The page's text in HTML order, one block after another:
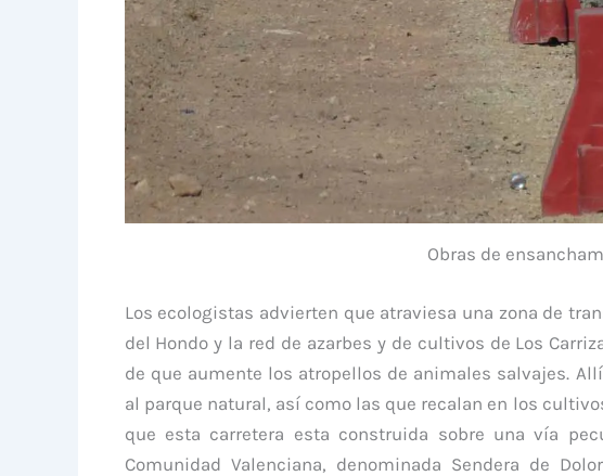
Obras de
Los ecologistas advierten que atraviesa una zona de
del Hondo y la red de azarbes y de cultivos de Los
de que aumente los atropellos de animales salvajes.
al parque natural, así como las que recalan en los
que esta carretera esta construida sobre una vía
Comunidad Valenciana, denominada Sendera de